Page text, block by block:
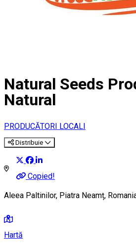
Natural Seeds
Natural
PRODUCĂTORI LOCALI
Distribuie
Copied!
Aleea Paltinilor, Piatra Neamț,
Hartă